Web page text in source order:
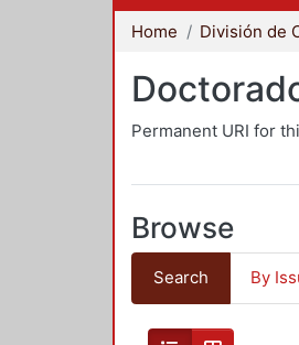
Home
Permanent URI for
Browse
Search By